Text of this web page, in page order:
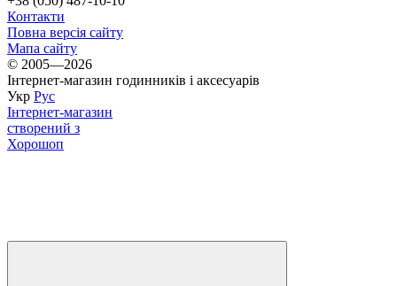
Контакти
Повна версія сайту
Мапа сайту
© 2005—2026
Інтернет-магазин годинників і аксесуарів
Укр Рус
Інтернет-магазин
створений з
Хорошоп